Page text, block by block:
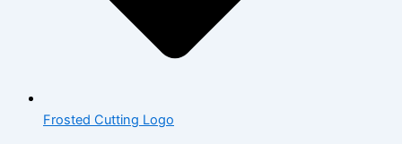
Frosted Cutting Logo